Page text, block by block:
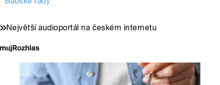
Největší audioportál na českém internetu